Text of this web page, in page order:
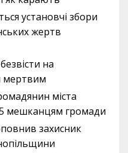
установчі збори
жертв
на
мертвим
міста
мешканцям громади
захисник